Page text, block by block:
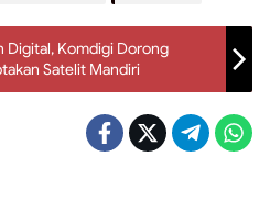
Digital, Komdigi Dorong
Satelit Mandiri